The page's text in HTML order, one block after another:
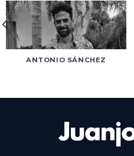
ANTONIO SÁNCHEZ